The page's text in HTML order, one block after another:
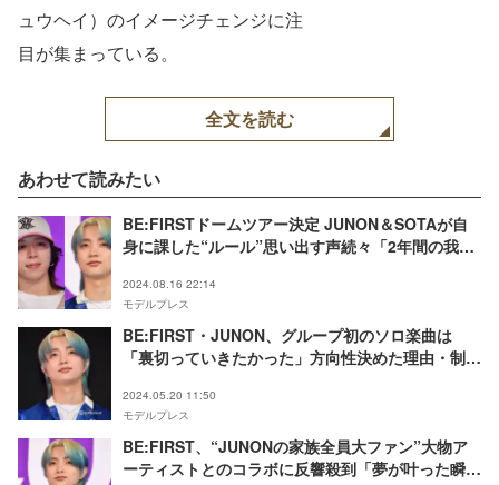
ュウヘイ）のイメージチェンジに注
目が集まっている。
全文を読む
あわせて読みたい
BE:FIRSTドームツアー決定 JUNON＆SOTAが自
身に課した“ルール”思い出す声続々「2年間の我慢
2024.08.16 22:14
モデルプレス
BE:FIRST・JUNON、グループ初のソロ楽曲は
「裏切っていきたかった」方向性決めた理由・制作
2024.05.20 11:50
モデルプレス
BE:FIRST、“JUNONの家族全員大ファン”大物ア
ーティストとのコラボに反響殺到「夢が叶った瞬